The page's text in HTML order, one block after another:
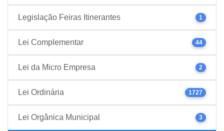
Legislação Feiras Itinerantes 1
Lei Complementar 44
Lei da Micro Empresa 2
Lei Ordinária 1727
Lei Orgânica Municipal 3